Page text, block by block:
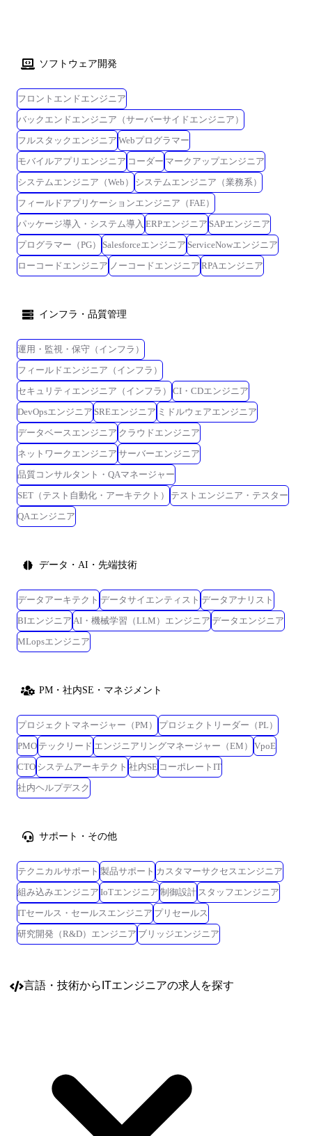
ソフトウェア開発
フロントエンドエンジニア
バックエンドエンジニア（サーバーサイドエンジニア）
フルスタックエンジニア Webプログラマー
モバイルアプリエンジニア コーダー マークアップエンジニア
システムエンジニア（Web）
システムエンジニア（業務系）
フィールドアプリケーションエンジニア（FAE）
パッケージ導入・システム導入 ERPエンジニア SAPエンジニア
プログラマー（PG）
Salesforceエンジニア ServiceNowエンジニア
ローコードエンジニア ノーコードエンジニア RPAエンジニア
インフラ・品質管理
運用・監視・保守（インフラ）
フィールドエンジニア（インフラ）
セキュリティエンジニア（インフラ）
CI・CDエンジニア
DevOpsエンジニア SREエンジニア ミドルウェアエンジニア
データベースエンジニア クラウドエンジニア
ネットワークエンジニア サーバーエンジニア
品質コンサルタント・QAマネージャー
SET（テスト自動化・アーキテクト）
テストエンジニア・テスター
QAエンジニア
データ・AI・先端技術
データアーキテクト データサイエンティスト データアナリスト
BIエンジニア AI・機械学習（LLM）エンジニア データエンジニア
MLopsエンジニア
PM・社内SE・マネジメント
プロジェクトマネージャー（PM）
プロジェクトリーダー（PL）
PMO テックリード エンジニアリングマネージャー（EM）
VpoE
CTO システムアーキテクト 社内SE コーポレートIT
社内ヘルプデスク
サポート・その他
テクニカルサポート 製品サポート カスタマーサクセスエンジニア
組み込みエンジニア IoTエンジニア 制御設計 スタッフエンジニア
ITセールス・セールスエンジニア プリセールス
研究開発（R&D）エンジニア ブリッジエンジニア
言語・技術からITエンジニアの求人を探す